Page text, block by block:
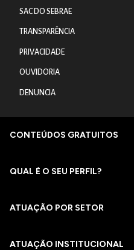
SAC DO SEBRAE
TRANSPARÊNCIA
PRIVACIDADE
OUVIDORIA
DENUNCIA
CONTEÚDOS GRATUITOS
QUAL É O SEU PERFIL?
ATUAÇÃO POR SETOR
ATUAÇÃO INSTITUCIONAL